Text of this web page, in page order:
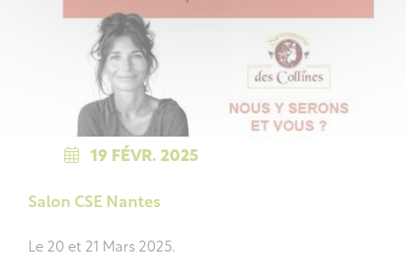
19 FÉVR. 2025
Salon CSE Nantes
Le 20 et 21 Mars 2025.